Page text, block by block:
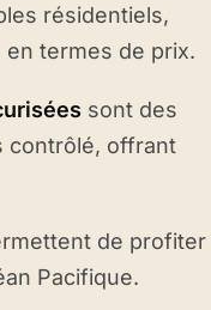
résidentiels,
termes de prix.
sont des
contrôlé, offrant
de profiter
Pacifique.